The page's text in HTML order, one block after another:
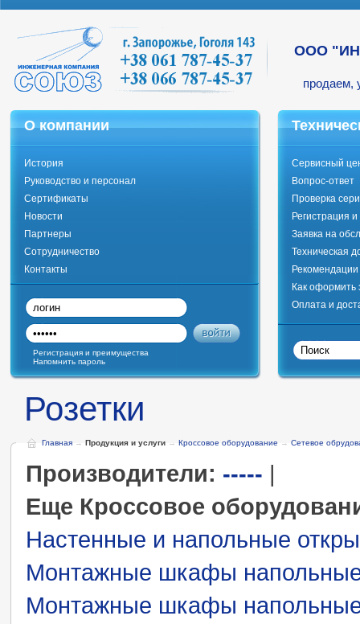
ООО
продаем,
О компании
История
Руководство и персонал
Сертификаты
Новости
Партнеры
Сотрудничество
Контакты
Сервисный
Вопрос-ответ
Проверка
Регистрация
Заявка на
Техническая
Как оформить
Оплата и
Регистрация и преимущества
Напомнить пароль
Розетки
Главная → Продукция и услуги → Кроссовое оборудование → Сетевое
Производители: ----- |
Еще Кроссовое
Настенные и напольные
Монтажные шкафы
Монтажные шкафы